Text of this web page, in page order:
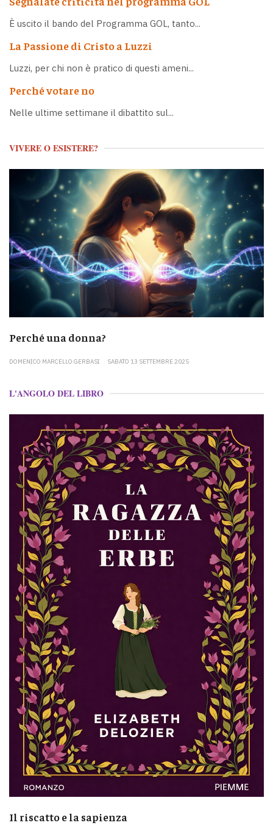
È uscito il bando del Programma GOL, tanto...
La Passione di Cristo a Luzzi
Luzzi, per chi non è pratico di questi ameni...
Perché votare no
Nelle ultime settimane il dibattito sul...
VIVERE O ESISTERE?
Perché una donna?
DOMENICO MARCELLO GERBASI SABATO 13 SETTEMBRE 2025
L'ANGOLO DEL LIBRO
Il riscatto e la sapienza